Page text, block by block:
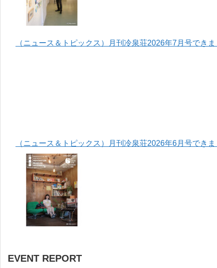
（ニュース＆トピックス）月刊冷泉荘2026年7月号でき
（ニュース＆トピックス）月刊冷泉荘2026年6月号でき
EVENT REPORT